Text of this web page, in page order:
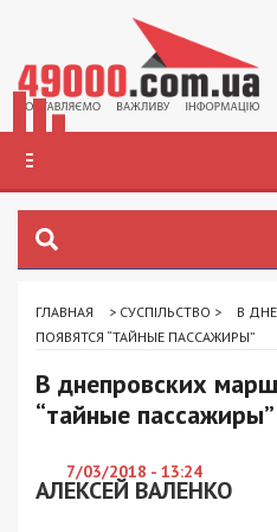
ГЛАВНАЯ > СУСПІЛЬСТВО >
В
ПОЯВЯТСЯ “ТАЙНЫЕ ПАССАЖИРЫ”
В днепровских
“тайные пассажиры”
7/03/2018 - 13:24
АЛЕКСЕЙ ВАЛЕНКО